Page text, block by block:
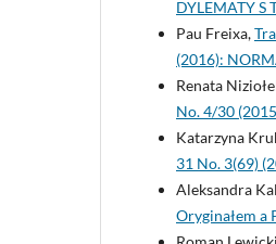
DYLEMATY S
Pau Freixa,
(2016):
Renata
No. 4/30
Katarzyna
31 No. 3(69)
Aleksandra
Oryginałem a